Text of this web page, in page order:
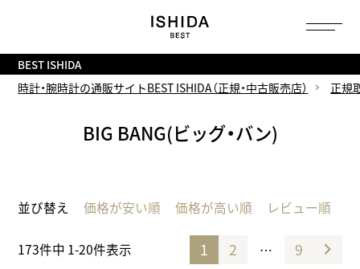
BEST ISHIDA
時計・腕時計の通販サイトBEST ISHIDA（正規・中古販売店）
正規
BIG BANG(ビッグ・バン)
並び替え 価格が安い順 価格が高い順 レビュー順
173件中 1-20件表示 1 2 … 9
へ